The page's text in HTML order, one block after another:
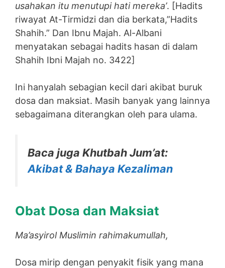
usahakan itu menutupi hati mereka’. [Hadits
riwayat At-Tirmidzi dan dia berkata,”Hadits
Shahih.” Dan Ibnu Majah. Al-Albani
menyatakan sebagai hadits hasan di dalam
Shahih Ibni Majah no. 3422]
Ini hanyalah sebagian kecil dari akibat buruk
dosa dan maksiat. Masih banyak yang lainnya
sebagaimana diterangkan oleh para ulama.
Baca juga Khutbah Jum’at:
Akibat & Bahaya Kezaliman
Obat Dosa dan Maksiat
Ma’asyirol Muslimin rahimakumullah,
Dosa mirip dengan penyakit fisik yang mana